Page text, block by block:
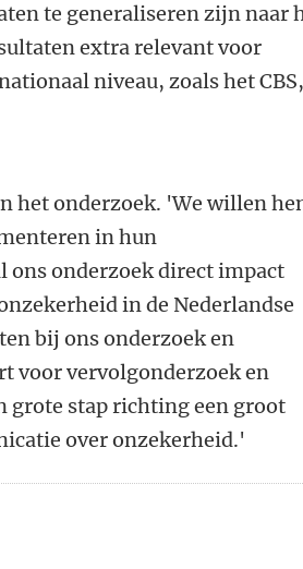
te generaliseren zijn naar
extra relevant voor
niveau, zoals het CBS,
het onderzoek. 'We willen
in hun
ons onderzoek direct impact
in de Nederlandse
bij ons onderzoek en
voor vervolgonderzoek en
grote stap richting een groot
over onzekerheid.'